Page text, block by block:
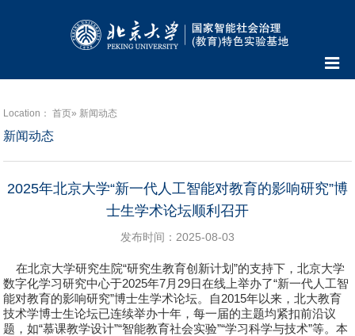
Location：首页» 新闻动态
新闻动态
2025年北京大学“新一代人工智能对教育的影响研究”博
士生学术论坛顺利召开
发布时间：2025-08-03
在北京大学研究生院“研究生教育创新计划”的支持下，北京大学
数字化学习研究中心于2025年7月 29日在线上举办了“新一代人工智
能对教育的影响研究”博士生学术论坛。自2015年以来，北大教育
技术学博士生论坛已连续举办十年，每一届的主题均紧扣前沿议
题，如“慕课教学设计”“智能教育社会实验”“学习科学与技术”等。本